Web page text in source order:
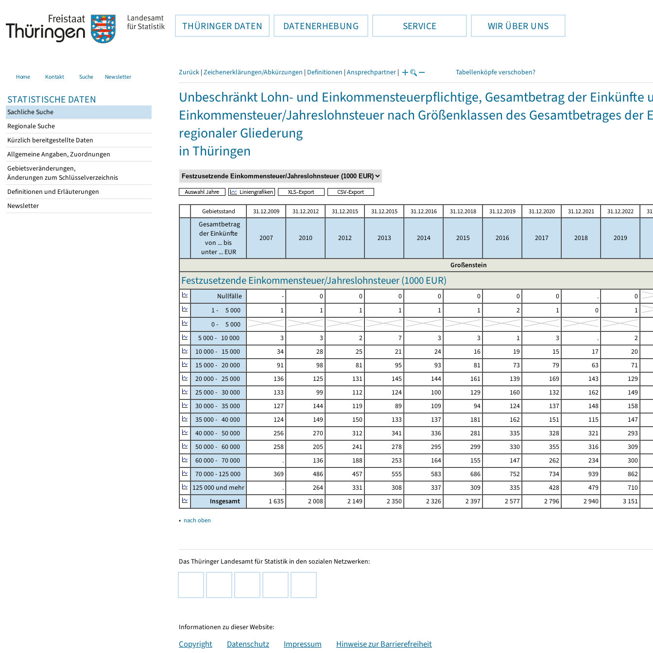
THÜRINGER DATEN DATENERHEBUNG SERVICE WIR ÜBER UNS
Home Kontakt Suche Newsletter
STATISTISCHE DATEN
Sachliche Suche
Regionale Suche
Kürzlich bereitgestellte Daten
Allgemeine Angaben, Zuordnungen
Gebietsveränderungen,
Änderungen zum Schlüsselverzeichnis
Definitionen und Erläuterungen
Newsletter
Zurück | Zeichenerklärungen/Abkürzungen | Definitionen | Ansprechpartner | Tabellenköpfe verschoben?
Unbeschränkt Lohn- und Einkommensteuerpflichtige, Gesamtbetrag der Einkünfte
Einkommensteuer/Jahreslohnsteuer nach Größenklassen des Gesamtbetrages der
regionaler Gliederung
in Thüringen
Gebietsstand 31.12.2009 31.12.2012 31.12.2015 31.12.2015 31.12.2016 31.12.2018 31.12.2019 31.12.2020 31.12.2021 31.12.2022
Gesamtbetrag
der Einkünfte
von ... bis
unter ... EUR
2007 2010 2012 2013 2014 2015 2016 2017 2018 2019
Großenstein
Festzusetzende Einkommensteuer/Jahreslohnsteuer (1000 EUR)
Nullfälle - 0 0 0 0 0 0 0 .
0
1 - 5 000
1 1 1 1 1 1 2 1 0
1
0 - 5 000
5 000 - 10 000
3 3 2 7 3 3 1 3 .
2
10 000 - 15 000
34 28 25 21 24 16 19 15 17
20
15 000 - 20 000
91 98 81 95 93 81 73 79 63
71
20 000 - 25 000
136 125 131 145 144 161 139 169 143
129
25 000 - 30 000
133 99 112 124 100 129 160 132 162
149
30 000 - 35 000
127 144 119 89 109 94 124 137 148
158
35 000 - 40 000
124 149 150 133 137 181 162 151 115
147
40 000 - 50 000
256 270 312 341 336 281 335 328 321
293
50 000 - 60 000
258 205 241 278 295 299 330 355 316
309
60 000 - 70 000
. 136 188 253 164 155 147 262 234
300
70 000 - 125 000
369 486 457 555 583 686 752 734 939
862
125 000 und mehr
. 264 331 308 337 309 335 428 479
710
Insgesamt
1 635 2 008 2 149 2 350 2 326 2 397 2 577 2 796 2 940 3 151
▴ nach oben
Das Thüringer Landesamt für Statistik in den sozialen Netzwerken:
Informationen zu dieser Website:
Copyright Datenschutz Impressum Hinweise zur Barrierefreiheit